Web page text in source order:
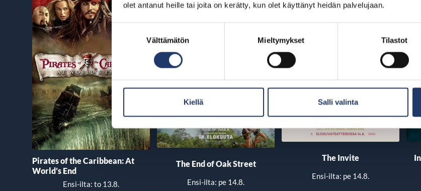
olet antanut heille tai joita on kerätty, kun olet käyttänyt heidän palvelujaan.
valinta
Välttämätön Mieltymykset Tilastot
Kiellä Salli valinta
Pirates of the Caribbean: At
World’s End
Ensi-ilta: to 13.8.
The End of Oak Street
Ensi-ilta: pe 14.8.
The Invite
Ensi-ilta: pe 14.8.